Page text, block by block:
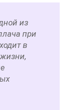
из
при
в